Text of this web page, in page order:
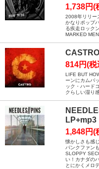
1,738円(
2008年リリー
かなりポップ
る疾走ロック
MARKED
814円(税
LIFE BUT
ーンにカムバ
ック・ハード
クらしい湿り
LP+mp3
1,848円(
懐かしさも感
パンクファン
SLOPPY
い！カナダの
とにかくメロ